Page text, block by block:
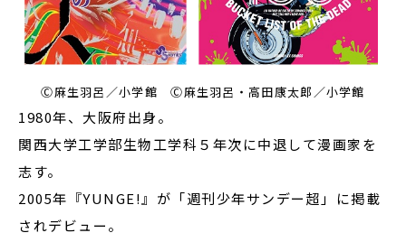
Ⓒ麻生羽呂／小学館 Ⓒ麻生羽呂・高田康太郎／小学館
1980年、大阪府出身。
関西大学工学部生物工学科５年次に中退して漫画家を
志す。
2005年『YUNGE!』が「週刊少年サンデー超」に掲載
されデビュー。